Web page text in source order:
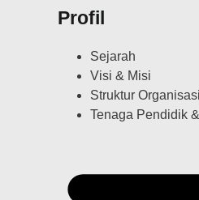
Profil
Sejarah
Visi & Misi
Struktur Organisasi
Tenaga Pendidik